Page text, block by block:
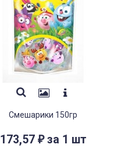
Смешарики 150гр
173,57 ₽за 1 шт